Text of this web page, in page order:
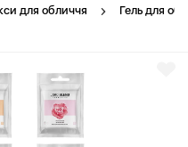
для обличчя Гель для